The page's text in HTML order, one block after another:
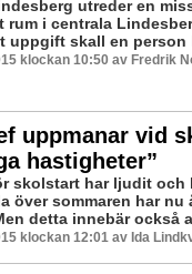
utreder en
rum i centrala
uppgift skall en person
klockan 10:50 av Fredrik
uppmanar vid
hastigheter”
skolstart har ljudit och
över sommaren har nu
detta innebär också
klockan 12:01 av Ida